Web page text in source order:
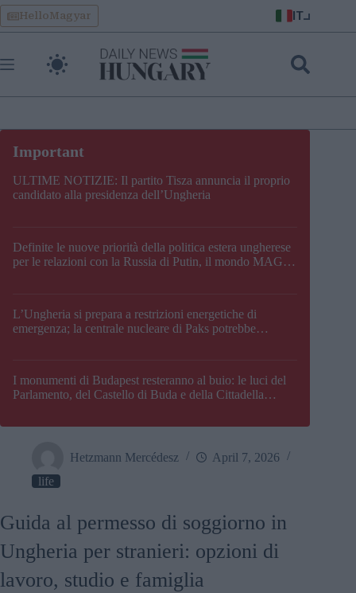
Skip
to
content
HelloMagyar IT
ULTIME NOTIZIE: Il partito Tisza annuncia il proprio
candidato alla presidenza dell’Ungheria
Definite le nuove priorità della politica estera ungherese
per le relazioni con la Russia di Putin, il mondo MAGA,
L’Ungheria si prepara a restrizioni energetiche di
emergenza; la centrale nucleare di Paks potrebbe
I monumenti di Budapest resteranno al buio: le luci del
Parlamento, del Castello di Buda e della Cittadella
Hetzmann Mercédesz
April 7, 2026
life
Guida al permesso di soggiorno in
Ungheria per stranieri: opzioni di
lavoro, studio e famiglia